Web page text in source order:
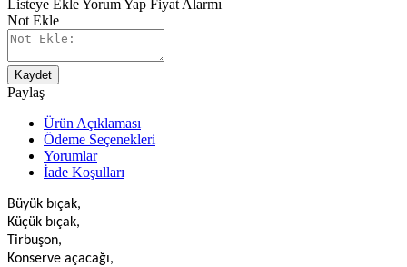
Listeye EkleYorum Yap Fiyat Alarmı
Not Ekle
Kaydet
Paylaş
Ürün Açıklaması
Ödeme Seçenekleri
Yorumlar
İade Koşulları
Büyük bıçak,
Küçük bıçak,
Tirbuşon,
Konserve açacağı,